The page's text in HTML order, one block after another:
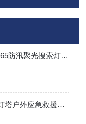
30W/24V大功率升降强光工作灯IP65防汛聚光搜索灯可充电
移动照明车柴油7米手动升降照明灯塔户外应急救援工地照明灯车